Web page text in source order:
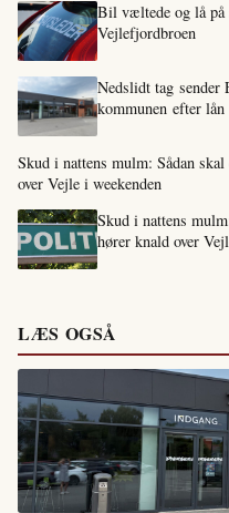
Bil væltede og lå på
Vejlefjordbroen
Nedslidt tag
kommunen efter lån
Skud i nattens mulm: Sådan
over Vejle i weekenden
Skud i nattens
hører knald over
LÆS OGSÅ